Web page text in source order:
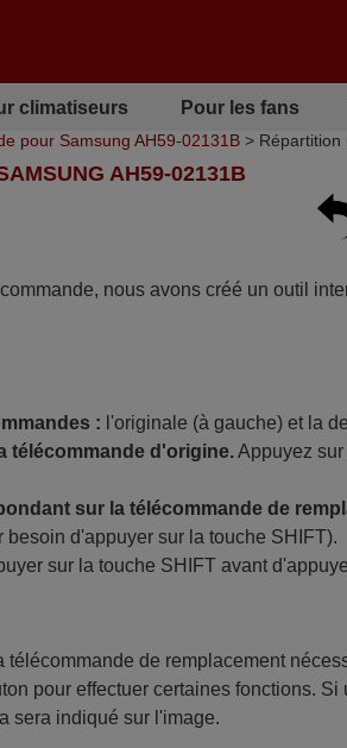
climatiseurs Pour les fans
pour Samsung AH59-02131B > Répartition
AH59-02131B
nous avons créé un outil
: l'originale (à gauche) et la
télécommande d'origine.Appuyez sur
sur la télécommande de
besoin d'appuyer sur la touche SHIFT).
sur la touche SHIFT avant
télécommande de remplacement
pour effectuer certaines fonctions.
sera indiqué sur l'image.